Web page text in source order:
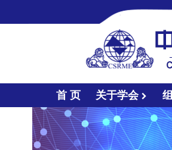
首 页 关于学会